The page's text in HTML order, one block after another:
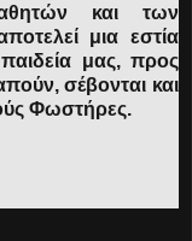
και των
μια εστία
παιδεία μας, προς
σέβονται και
Φωστήρες.